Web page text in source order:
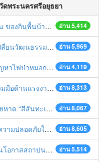
พระนครศรีอยุธยา
อ่าน 5,414
รกิจ Biz Club จังหวัดพระนครศรีอยุธยา
อ่าน 5,969
รูไนฯ "อาไล พาเพลิน”
อ่าน 4,119
องทางห้วยต้นนุ่นเป็นด่านถาวร
อ่าน 8,313
ระเทศสู่การพัฒนาที่ยั่งยืน
อ่าน 8,067
ลชุมพร สู่อาเซียน”
อ่าน 8,605
ำงานสู่มาตรฐานสากล
อ่าน 5,514
ทางการทูตครบรอบ 65 ปี